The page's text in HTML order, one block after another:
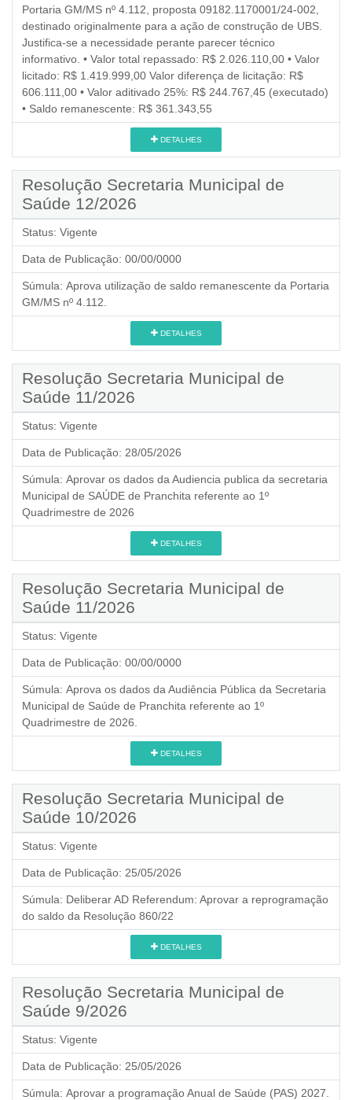
Portaria GM/MS nº 4.112, proposta 09182.1170001/24-002,
destinado originalmente para a ação de construção de UBS.
Justifica-se a necessidade perante parecer técnico
informativo. • Valor total repassado: R$ 2.026.110,00 • Valor
licitado: R$ 1.419.999,00 Valor diferença de licitação: R$
606.111,00 • Valor aditivado 25%: R$ 244.767,45 (executado)
• Saldo remanescente: R$ 361.343,55
DETALHES
Resolução Secretaria Municipal de
Saúde 12/2026
Status: Vigente
Data de Publicação: 00/00/0000
Súmula: Aprova utilização de saldo remanescente da Portaria
GM/MS nº 4.112.
DETALHES
Resolução Secretaria Municipal de
Saúde 11/2026
Status: Vigente
Data de Publicação: 28/05/2026
Súmula: Aprovar os dados da Audiencia publica da secretaria
Municipal de SAÚDE de Pranchita referente ao 1º
Quadrimestre de 2026
DETALHES
Resolução Secretaria Municipal de
Saúde 11/2026
Status: Vigente
Data de Publicação: 00/00/0000
Súmula: Aprova os dados da Audiência Pública da Secretaria
Municipal de Saúde de Pranchita referente ao 1º
Quadrimestre de 2026.
DETALHES
Resolução Secretaria Municipal de
Saúde 10/2026
Status: Vigente
Data de Publicação: 25/05/2026
Súmula: Deliberar AD Referendum: Aprovar a reprogramação
do saldo da Resolução 860/22
DETALHES
Resolução Secretaria Municipal de
Saúde 9/2026
Status: Vigente
Data de Publicação: 25/05/2026
Súmula: Aprovar a programação Anual de Saúde (PAS) 2027.